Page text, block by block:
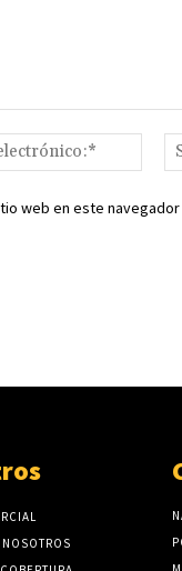
web en este